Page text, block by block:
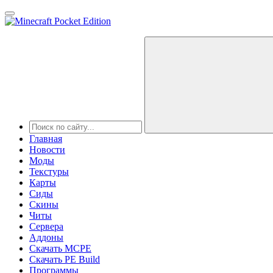
Главная
Новости
Моды
Текстуры
Карты
Сиды
Cкины
Читы
Сервера
Аддоны
Скачать MCPE
Скачать PE Build
Программы